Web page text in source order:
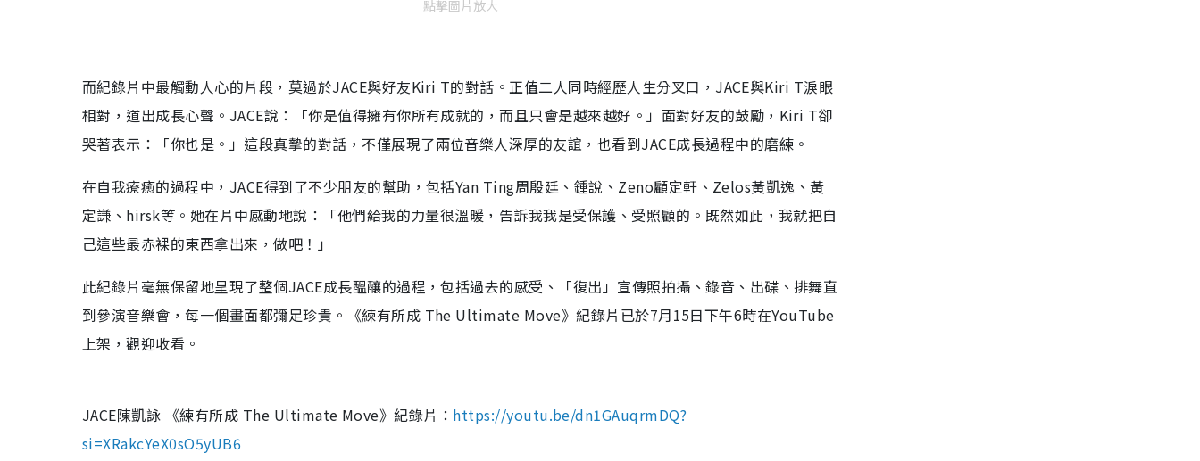
點擊圖片放大
而紀錄片中最觸動人心的片段，莫過於JACE與好友Kiri T的對話。正值二人同時經歷人生分叉口，JACE與Kiri T淚眼
相對，道出成長心聲。JACE說：「你是值得擁有你所有成就的，而且只會是越來越好。」面對好友的鼓勵，Kiri T卻
哭著表示：「你也是。」這段真摯的對話，不僅展現了兩位音樂人深厚的友誼，也看到JACE成長過程中的磨練。
在自我療癒的過程中，JACE得到了不少朋友的幫助，包括Yan Ting周殷廷、鍾說、Zeno顧定軒、Zelos黃凱逸、黃
定謙、hirsk等。她在片中感動地說：「他們給我的力量很溫暖，告訴我我是受保護、受照顧的。既然如此，我就把自
己這些最赤裸的東西拿出來，做吧！」
此紀錄片毫無保留地呈現了整個JACE成長醞釀的過程，包括過去的感受、「復出」宣傳照拍攝、錄音、出碟、排舞直
到參演音樂會，每一個畫面都彌足珍貴。《練有所成 The Ultimate Move》紀錄片已於7月15日下午6時在YouTube
上架，觀迎收看。
JACE陳凱詠 《練有所成 The Ultimate Move》紀錄片： https://youtu.be/dn1GAuqrmDQ?
si=XRakcYeX0sO5yUB6